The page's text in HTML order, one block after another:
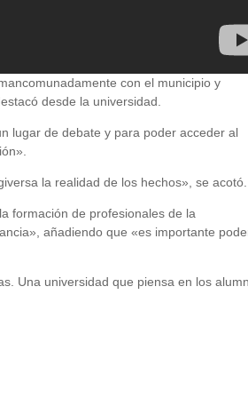
con el municipio y
desde la universidad.
lugar de debate y para poder acceder al
la realidad de los hechos», se acotó.
formación de profesionales de la
añadiendo que «es importante
Una universidad que piensa en los